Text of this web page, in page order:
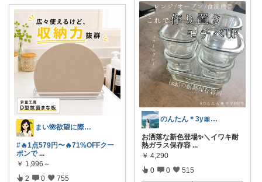
まい🌺欲望に際限なしフルタイムワーママ
#🔥1点579円〜🔥71%OFFクー
ポンで ...
￥ 1,996～
2 0 755
のんたん＊3y🎀1y👶🏻🍼
お洒落な新色登場✨＼イワキ耐
熱ガラス保存容 ...
￥ 4,290
0 0 515